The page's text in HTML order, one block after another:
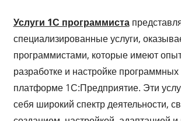
Услуги 1С программиста
специализированные услуги,
программистами, которые имеют
разработке и настройке
платформе 1С:Предприятие. Эти
себя широкий спектр деятельности,